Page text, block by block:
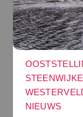
NIEUWS